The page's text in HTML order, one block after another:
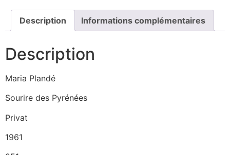
Description Informations complémentaires
Description
Maria Plandé
Sourire des Pyrénées
Privat
1961